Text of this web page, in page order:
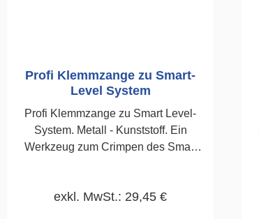
Profi Klemmzange zu Smart-
Level System
Profi Klemmzange zu Smart Level-
System. Metall - Kunststoff. Ein
Werkzeug zum Crimpen des Smart
Dicke von 3-16 mm. Großer
exkl. MwSt.: 29,45 €